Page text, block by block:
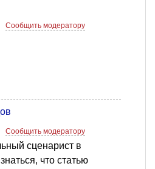
Сообщить модератору
Сообщить модератору
сценарист в
что статью